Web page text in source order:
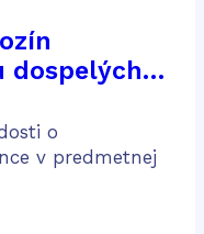
dospelých
chorobou
o
v predmetnej